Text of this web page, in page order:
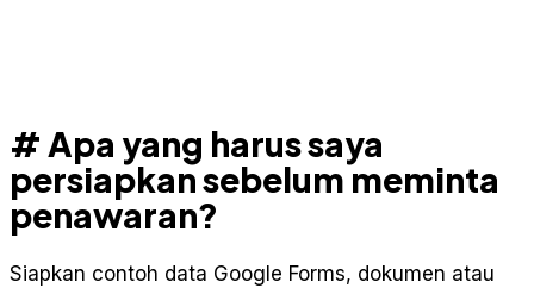
# Apa yang harus saya
persiapkan sebelum meminta
penawaran?
Siapkan contoh data Google Forms, dokumen atau